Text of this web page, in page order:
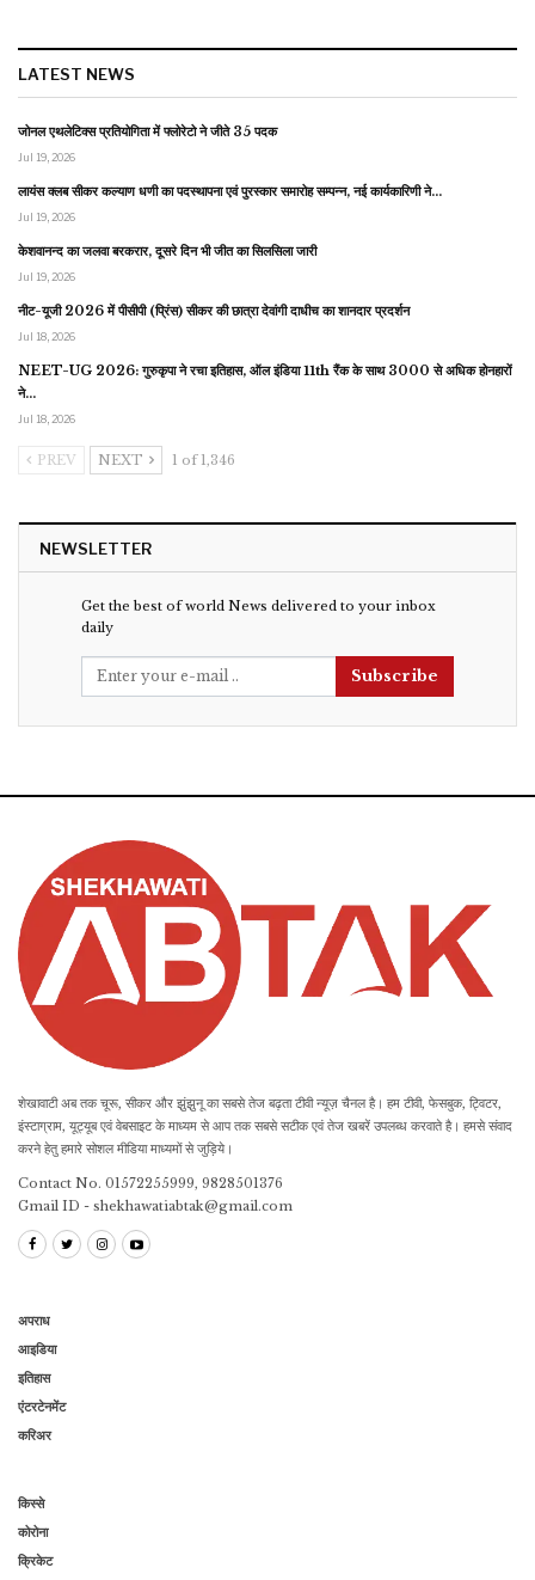
LATEST NEWS
जोनल एथलेटिक्स प्रतियोगिता में फ्लोरेटो ने जीते 35 पदक
Jul 19, 2026
लायंस क्लब सीकर कल्याण धणी का पदस्थापना एवं पुरस्कार समारोह सम्पन्न, नई कार्यकारिणी ने…
Jul 19, 2026
केशवानन्द का जलवा बरकरार, दूसरे दिन भी जीत का सिलसिला जारी
Jul 19, 2026
नीट-यूजी 2026 में पीसीपी (प्रिंस) सीकर की छात्रा देवांगी दाधीच का शानदार प्रदर्शन
Jul 18, 2026
NEET-UG 2026: गुरुकृपा ने रचा इतिहास, ऑल इंडिया 11th रैंक के साथ 3000 से अधिक होनहारों
ने…
Jul 18, 2026
PREV NEXT 1 of 1,346
NEWSLETTER
Get the best of world News delivered to your inbox
daily
Subscribe
शेखावाटी अब तक चूरू, सीकर और झुंझुनू का सबसे तेज बढ़ता टीवी न्यूज़ चैनल है। हम टीवी, फेसबुक, ट्विटर,
इंस्टाग्राम, यूट्यूब एवं वेबसाइट के माध्यम से आप तक सबसे सटीक एवं तेज खबरें उपलब्ध करवाते है। हमसे संवाद
करने हेतु हमारे सोशल मीडिया माध्यमों से जुड़िये।
Contact No. 01572255999, 9828501376
Gmail ID - shekhawatiabtak@gmail.com
अपराध
आइडिया
इतिहास
एंटरटेनमेंट
करिअर
किस्से
कोरोना
क्रिकेट